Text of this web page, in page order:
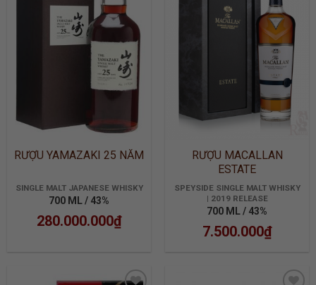
ADD TO
WISHLIST
RƯỢU YAMAZAKI 25 NĂM
SINGLE MALT JAPANESE WHISKY
700 ML / 43%
280.000.000₫
ADD TO
WISHLIST
RƯỢU MACALLAN
ESTATE
SPEYSIDE SINGLE MALT WHISKY
| 2019 RELEASE
700 ML / 43%
7.500.000₫